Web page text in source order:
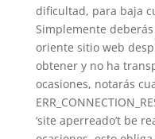
dificultad, para baja
Simplemente
oriente sitio web
obtener y no ha
ocasiones, notarás
‘site aperreado’t be